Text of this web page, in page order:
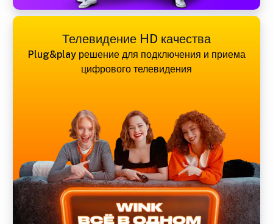
Телевидение HD качества
Plug&play решение для подключения и приема
цифрового телевидения